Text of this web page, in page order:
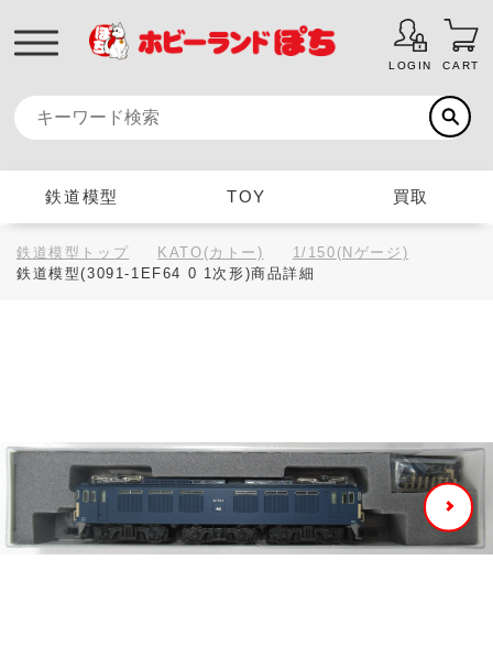
LOGIN CART
鉄道模型 TOY 買取
鉄道模型トップ KATO(カトー)
1/150(Nゲージ)
鉄道模型(3091-1EF64 0 1次形)商品詳細